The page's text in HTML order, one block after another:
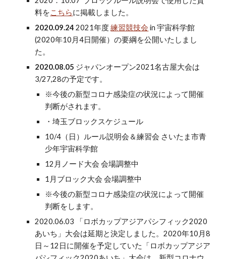
料をこちらに掲載しました。
2020.09.242021年度練習競技会 in 宇宙科学館
(2020年10月4日開催）の要綱を公開いたしまし
た。
2020.08.05 ジャパンオープン2021名古屋大会は
3/27,28の予定です。
※今後の新型コロナ感染症の状況によって開催
判断がされます。
・埼玉ブロックスケジュール
10/4（日）ルール説明会＆練習会 さいたま市青
少年宇宙科学館
12月ノード大会 会場調整中
1月ブロック大会 会場調整中
※今後の新型コロナ感染症の状況によって開催
判断をします。
2020.06.03 「ロボカップアジアパシフィック2020
あいち」大会は延期と決定しました。2020年10月8
日～12日に開催を予定していた「ロボカップアジア